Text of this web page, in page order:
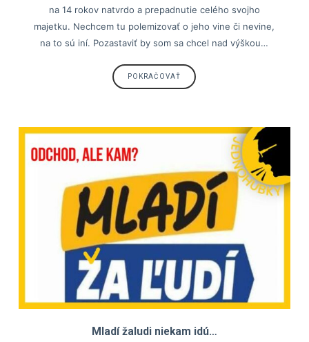
na 14 rokov natvrdo a prepadnutie celého svojho
majetku. Nechcem tu polemizovať o jeho vine či nevine,
na to sú iní. Pozastaviť by som sa chcel nad výškou…
POKRAČOVAŤ
Mladí žaludi niekam idú…